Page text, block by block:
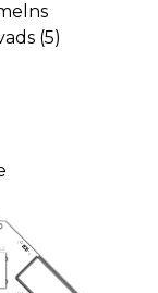
(5)